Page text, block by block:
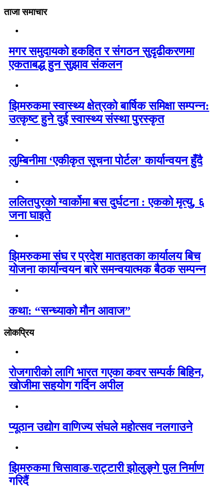
ताजा समाचार
मगर समुदायको हकहित र संगठन सुदृढीकरणमा
एकताबद्ध हुन सुझाव संकलन
झिमरुकमा स्वास्थ्य क्षेत्रको बार्षिक समिक्षा सम्पन्न:
उत्कृष्ट हुने दुई स्वास्थ्य संस्था पुरस्कृत
लुम्बिनीमा ‘एकीकृत सूचना पोर्टल’ कार्यान्वयन हुँदै
ललितपुरको ग्वार्कोमा बस दुर्घटना : एकको मृत्यु, ६
जना घाइते
झिमरुकमा संघ र प्रदेश मातहतका कार्यालय बिच
योजना कार्यान्वयन बारे समन्वयात्मक बैठक सम्पन्न
कथा: “सन्ध्याको मौन आवाज”
लोकप्रिय
रोजगारीको लागि भारत गएका कवर सम्पर्क बिहिन,
खोजीमा सहयोग गर्दिन अपील
प्यूठान उद्योग वाणिज्य संघले महोत्सव नलगाउने
झिमरुकमा चिसावाङ-राट्टारी झोलुङ्गे पुल निर्माण
गरिदैं